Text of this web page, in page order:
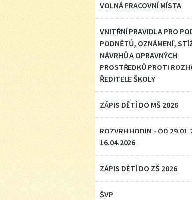
VOLNÁ PRACOVNÍ MÍSTA
VNITŘNÍ PRAVIDLA PRO
PODNĚTŮ, OZNÁMENÍ,
NÁVRHŮ A OPRAVNÝCH
PROSTŘEDKŮ PROTI
ŘEDITELE ŠKOLY
ZÁPIS DĚTÍ DO MŠ 2026
ROZVRH HODIN - OD
16.04.2026
ZÁPIS DĚTÍ DO ZŠ 2026
ŠVP